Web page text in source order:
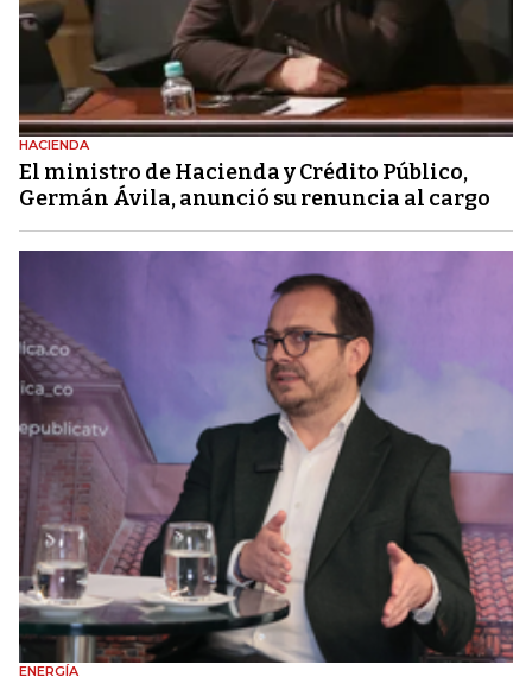
HACIENDA
El ministro de Hacienda y Crédito Público,
Germán Ávila, anunció su renuncia al cargo
ENERGÍA